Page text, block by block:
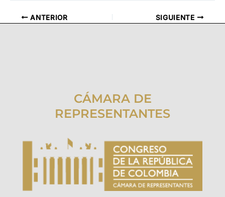
ANTERIOR SIGUIENTE
CÁMARA DE
REPRESENTANTES